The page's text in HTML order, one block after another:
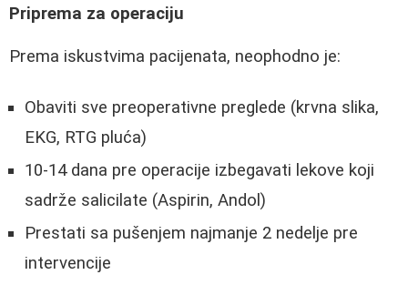
Priprema za operaciju
Prema iskustvima pacijenata, neophodno je:
Obaviti sve preoperativne preglede (krvna slika,
EKG, RTG pluća)
10-14 dana pre operacije izbegavati lekove koji
sadrže salicilate (Aspirin, Andol)
Prestati sa pušenjem najmanje 2 nedelje pre
intervencije